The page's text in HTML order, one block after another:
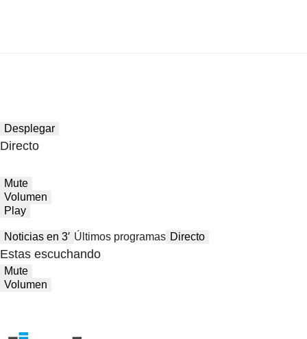
Desplegar
Directo
Mute
Volumen
Play
Noticias en 3′ Últimos programas Directo
Estas escuchando
Mute
Volumen